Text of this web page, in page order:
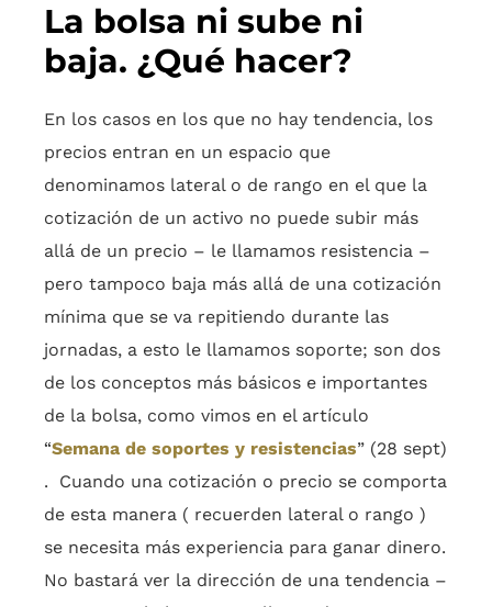
La bolsa ni sube ni
baja. ¿Qué hacer?
En los casos en los que no hay tendencia, los
precios entran en un espacio que
denominamos lateral o de rango en el que la
cotización de un activo no puede subir más
allá de un precio – le llamamos resistencia –
pero tampoco baja más allá de una cotización
mínima que se va repitiendo durante las
jornadas, a esto le llamamos soporte; son dos
de los conceptos más básicos e importantes
de la bolsa, como vimos en el artículo
“Semana de soportes y resistencias” (28 sept)
. Cuando una cotización o precio se comporta
de esta manera ( recuerden lateral o rango )
se necesita más experiencia para ganar dinero.
No bastará ver la dirección de una tendencia –